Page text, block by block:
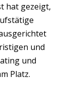
hat gezeigt,
und
und
Platz.